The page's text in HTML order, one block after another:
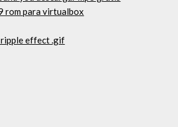
rom para virtualbox
effect .gif